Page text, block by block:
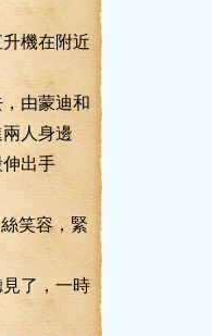
機在附近
由蒙迪和
人身邊
出手
笑容，緊
了，一時